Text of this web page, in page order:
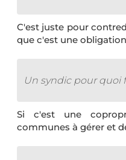
C'est juste pour
que c'est une
Un syndic pour quoi
Si c'est une
communes à gérer et